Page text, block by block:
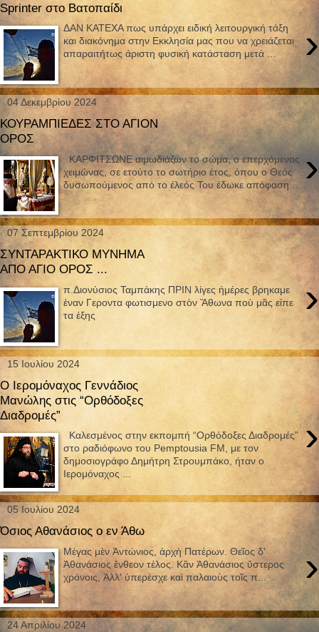
Sprinter στο Βατοπαίδι
›
ΔΑΝ ΚΑΤΕΧΑ πως υπάρχει ειδική λειτουργική τάξη
και διακόνημα στην Εκκλησία μας που να χρειάζεται
απαραιτήτως άριστη φυσική κατάσταση μετά ...
04 Δεκεμβρίου 2024
ΚΟΥΡΑΜΠΙΕΔΕΣ ΣΤΟ ΑΓΙΟΝ
ΟΡΟΣ
›
ΚΑΡΦΙΤΣΩΝΕ αιμωδιάζων το σώμα, ο επερχόμενος
χειμώνας, σε ετούτο το σωτήριο έτος, όπου ο Θεός
δυσωπούμενος από το έλεός Του έδωκε απόφαση...
07 Σεπτεμβρίου 2024
ΣΥΝΤΑΡΑΚΤΙΚΟ ΜΥΝΗΜΑ
ΑΠΟ ΑΓΙΟ ΟΡΟΣ ...
›
π.Διονύσιος Ταμπάκης ΠΡΙΝ λίγες ἡμέρες βρηκαμε
ἐναν Γεροντα φωτισμενο στὸν Ἄθωνα ποὺ μᾶς εἰπε
τα ἐξης
15 Ιουλίου 2024
Ο Ιερομόναχος Γεννάδιος
Μανώλης στις “Ορθόδοξες
Διαδρομές”
›
Καλεσμένος στην εκπομπή “Ορθόδοξες Διαδρομές”
στο ραδιόφωνο του Pemptousia FM, με τον
δημοσιογράφο Δημήτρη Στρουμπάκο, ήταν ο
Ιερομόναχος ...
05 Ιουλίου 2024
Όσιος Αθανάσιος ο εν Άθω
›
Μέγας μὲν Ἀντώνιος, ἀρχὴ Πατέρων. Θεῖος δ'
Ἀθανάσιος ἔνθεον τέλος. Κἂν Ἀθανάσιος ὕστερος
χρόνοις, Ἀλλ' ὑπερέσχε καὶ παλαιοὺς τοῖς π...
24 Απριλίου 2024